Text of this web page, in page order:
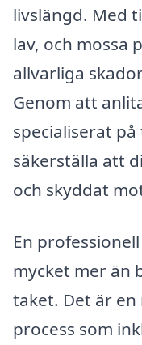
livslängd. Med
lav, och mossa
allvarliga
Genom att
specialiserat
säkerställa att
och skyddat
En
mycket mer än
taket. Det är
process som